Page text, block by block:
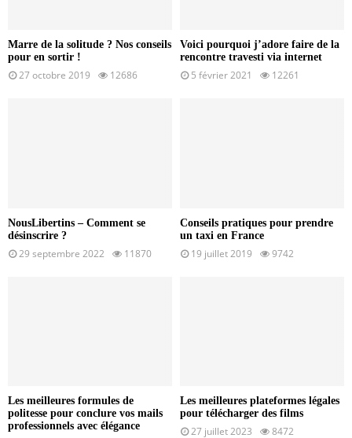
Marre de la solitude ? Nos conseils
pour en sortir !
27 octobre 2019 12686
Voici pourquoi j’adore faire de la
rencontre travesti via internet
5 février 2021 12261
NousLibertins – Comment se
désinscrire ?
29 septembre 2022 11870
Conseils pratiques pour prendre
un taxi en France
19 juillet 2019 9742
Les meilleures formules de
politesse pour conclure vos mails
professionnels avec élégance
Les meilleures plateformes légales
pour télécharger des films
27 juillet 2023 8472